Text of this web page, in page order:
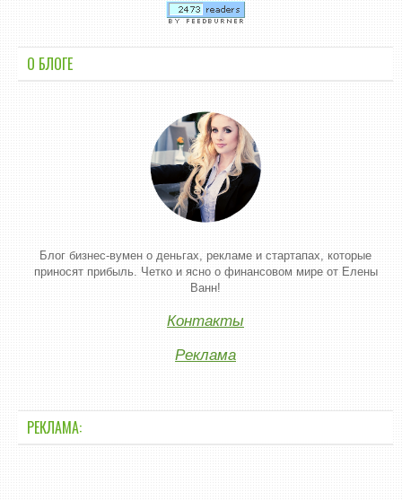
О БЛОГЕ
Блог бизнес-вумен о деньгах, рекламе и стартапах, которые
приносят прибыль. Четко и ясно о финансовом мире от Елены
Ванн!
Контакты
Реклама
РЕКЛАМА: